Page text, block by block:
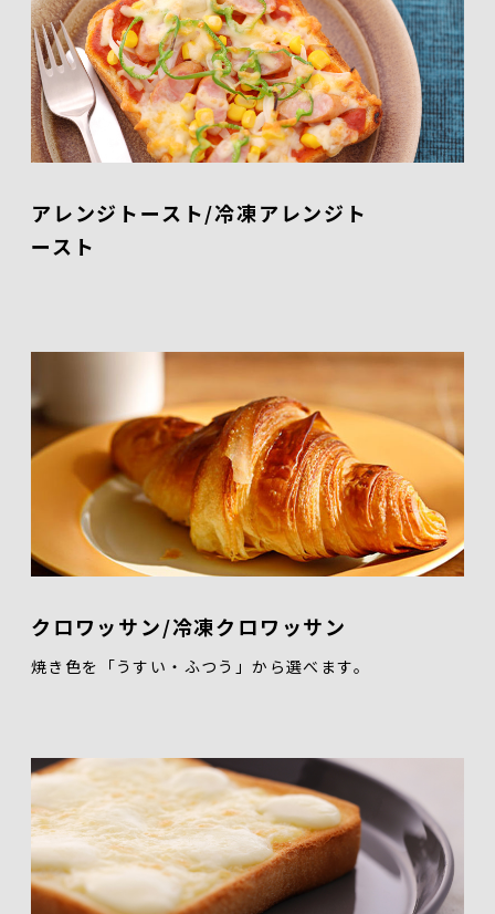
アレンジトースト/冷凍アレンジト
ースト
クロワッサン/冷凍クロワッサン
焼き色を「うすい・ふつう」から選べます。